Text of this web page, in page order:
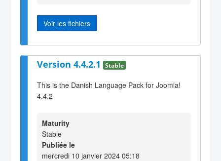
Voir les fichiers
Version 4.4.2.1 Stable
This is the Danish Language Pack for Joomla!
4.4.2
Maturity
Stable
Publiée le
mercredi 10 janvier 2024 05:18